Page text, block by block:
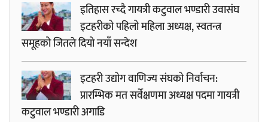
इतिहास रच्दै गायत्री कटुवाल भण्डारी उवासंघ
इटहरीको पहिलो महिला अध्यक्ष, स्वतन्त्र
समूहको जितले दियो नयाँ सन्देश
इटहरी उद्योग वाणिज्य संघको निर्वाचन:
प्रारम्भिक मत सर्वेक्षणमा अध्यक्ष पदमा गायत्री
कटुवाल भण्डारी अगाडि